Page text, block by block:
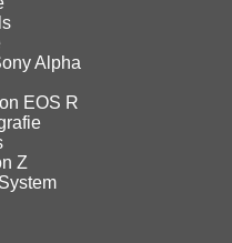
Alpha
EOS R
Z